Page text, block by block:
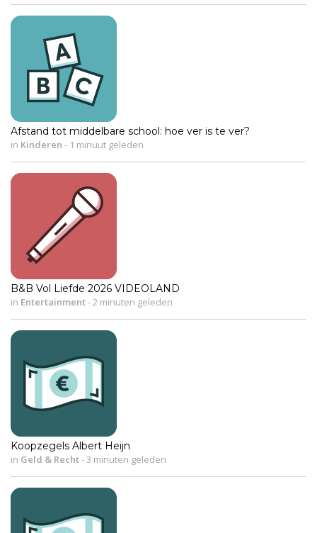
Afstand tot middelbare school: hoe ver is te ver?
in Kinderen - 1 minuut geleden
B&B Vol Liefde 2026 VIDEOLAND
in Entertainment-2 minuten geleden
Koopzegels Albert Heijn
in Geld & Recht-3 minuten geleden